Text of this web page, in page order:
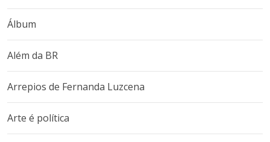
Álbum
Além da BR
Arrepios de Fernanda Luzcena
Arte é política